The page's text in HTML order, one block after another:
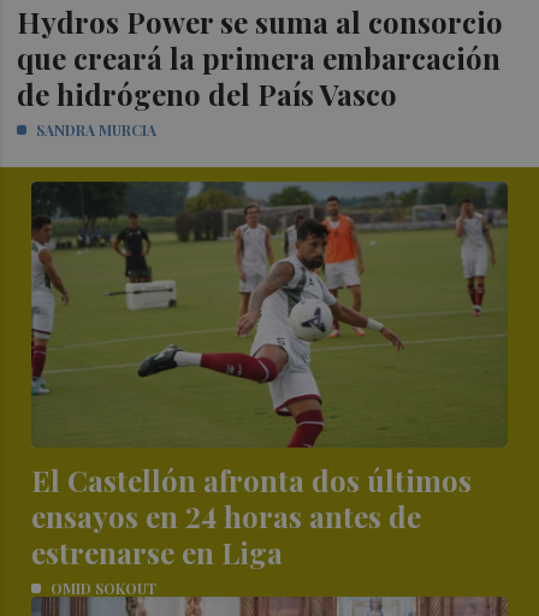
Hydros Power se suma al consorcio
que creará la primera embarcación
de hidrógeno del País Vasco
SANDRA MURCIA
El Castellón afronta dos últimos
ensayos en 24 horas antes de
estrenarse en Liga
OMID SOKOUT